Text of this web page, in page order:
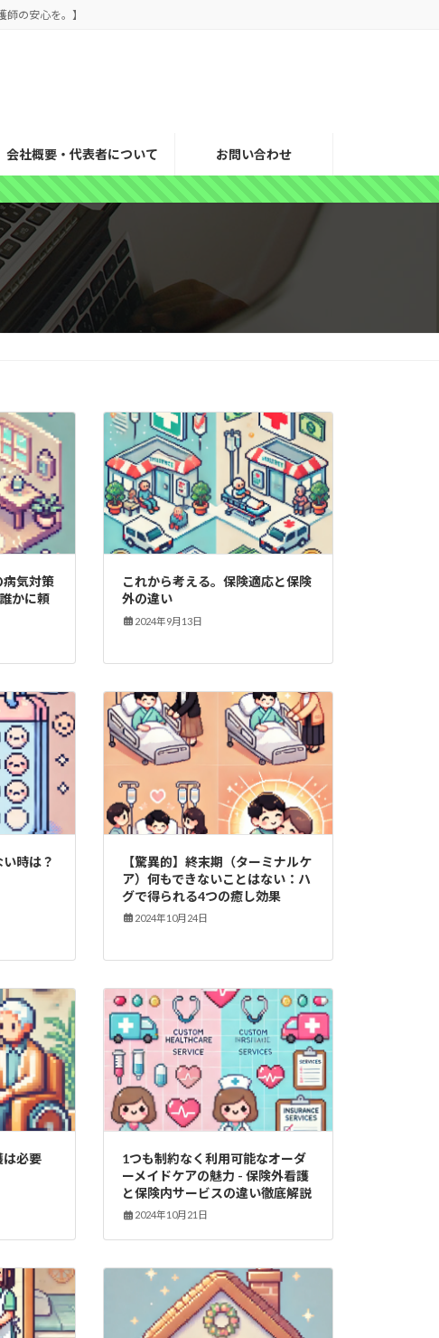
の安心を。】
会社概要・代表者について お問い合わせ
病気対策
かに頼
これから考える。保険適応と保険
外の違い
2024年9月13日
時は？
【驚異的】終末期（ターミナルケ
ア）何もできないことはない：ハ
グで得られる4つの癒し効果
2024年10月24日
は必要
1つも制約なく利用可能なオーダ
ーメイドケアの魅力 - 保険外看護
と保険内サービスの違い徹底解説
2024年10月21日